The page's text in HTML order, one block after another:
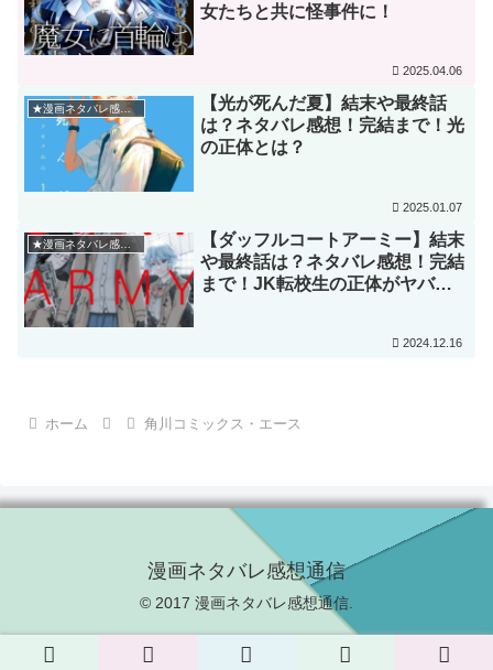
女たちと共に怪事件に！
2025.04.06
★漫画ネタバレ感想★
【光が死んだ夏】結末や最終話
は？ネタバレ感想！完結まで！光
の正体とは？
2025.01.07
★漫画ネタバレ感想★
【ダッフルコートアーミー】結末
や最終話は？ネタバレ感想！完結
まで！JK転校生の正体がヤバ
2024.12.16
ホーム 角川コミックス・エース
漫画ネタバレ感想通信
© 2017 漫画ネタバレ感想通信.